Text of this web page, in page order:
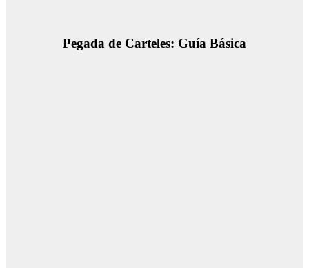
Pegada de Carteles: Guía Básica